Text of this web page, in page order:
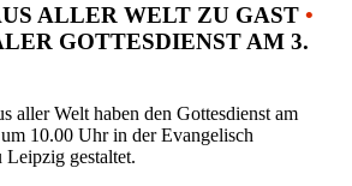
ALLER WELT ZU GAST •
GOTTESDIENST AM 3.
aller Welt haben den Gottesdienst am
10.00 Uhr in der Evangelisch
gestaltet.